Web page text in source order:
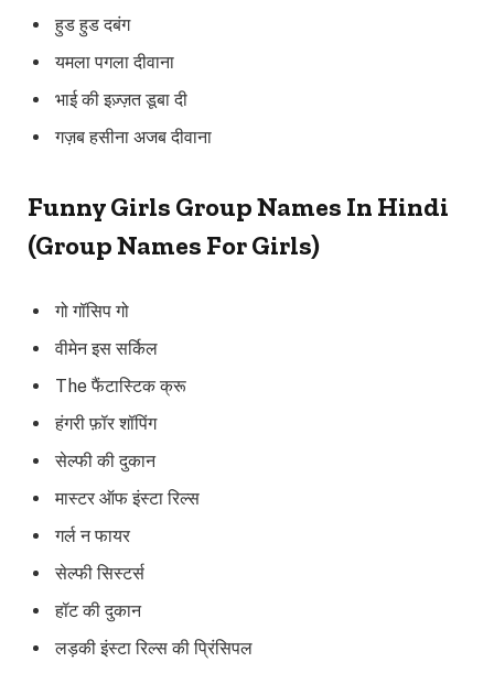
हुड हुड दबंग
यमला पगला दीवाना
भाई की इज़्ज़त डूबा दी
गज़ब हसीना अजब दीवाना
Funny Girls Group Names In Hindi
(Group Names For Girls)
गो गॉसिप गो
वीमेन इस सर्किल
The फैंटास्टिक क्रू
हंगरी फ़ॉर शॉपिंग
सेल्फी की दुकान
मास्टर ऑफ इंस्टा रिल्स
गर्ल न फायर
सेल्फी सिस्टर्स
हॉट की दुकान
लड़की इंस्टा रिल्स की प्रिंसिपल